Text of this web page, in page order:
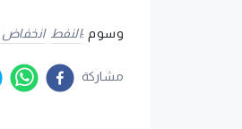
وسوم :النفط انخفاض
مشاركة